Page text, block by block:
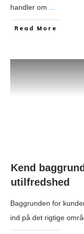
handler om
​Read More
Kend
utilfredshed
Baggrunden for
ind på det rigtige